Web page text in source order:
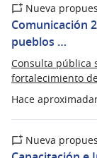
Hace
Nueva
Comunicación
pueblos …
Consulta pública
fortalecimiento
Nueva